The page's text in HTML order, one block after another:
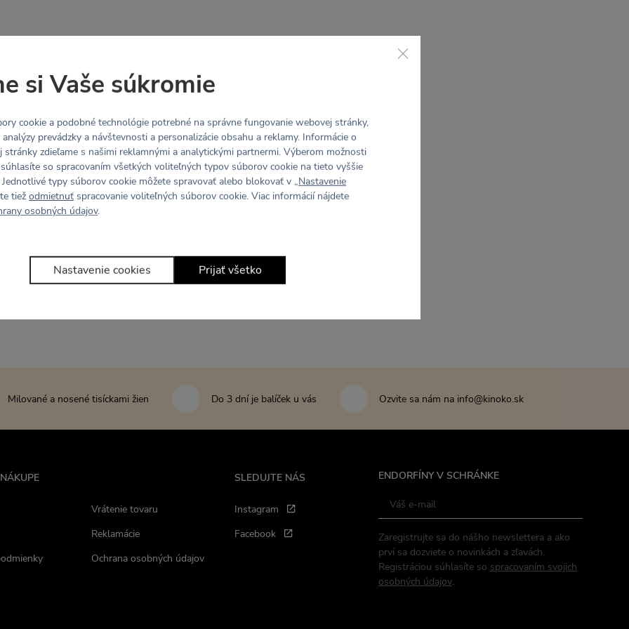
Milované a nosené tisíckami žien Do 3 dní je balíček u vás Ozvite sa nám na info@kinoko.sk
Vrátenie tovaru
Reklamácie
Ochrana osobných údajov
SLEDUJTE NÁS
Instagram
Facebook
ENDORFÍNY V SCHRÁNKE
Zaregistrujte sa do nášho newslettera a ako
prví sa dozviete o novinkách a zľavách.
Registráciou súhlasíte so spracovaním svojich
osobných údajov.
si Vaše súkromie
cookie a podobné technológie potrebné na správne fungovanie webovej stránky,
prevádzky a návštevnosti a personalizácie obsahu a reklamy. Informácie o
stránky zdieľame s našimi reklamnými a analytickými partnermi. Výberom možnosti
súhlasíte so spracovaním všetkých voliteľných typov súborov cookie na tieto vyššie
Jednotlivé typy súborov cookie môžete spravovať alebo blokovať v „Nastavenie
tiež odmietnuť spracovanie voliteľných súborov cookie. Viac informácií nájdete
osobných údajov.
Nastavenie cookies Prijať všetko